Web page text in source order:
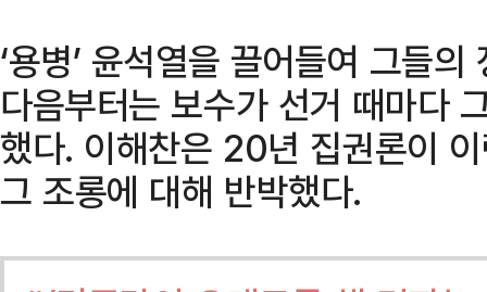
‘용병’ 윤석열을 끌어들여 그들
다음부터는 보수가 선거 때마다
했다. 이해찬은 20년 집권론이
그 조롱에 대해 반박했다.